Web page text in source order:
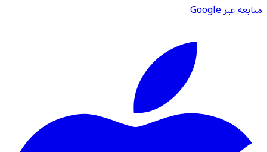
متابعة عبر Google